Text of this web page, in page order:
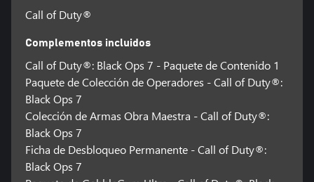
Call of Duty®
Complementos incluidos
Call of Duty®: Black Ops 7 - Paquete de Contenido 1
Paquete de Colección de Operadores - Call of Duty®:
Black Ops 7
Colección de Armas Obra Maestra - Call of Duty®:
Black Ops 7
Ficha de Desbloqueo Permanente - Call of Duty®:
Black Ops 7